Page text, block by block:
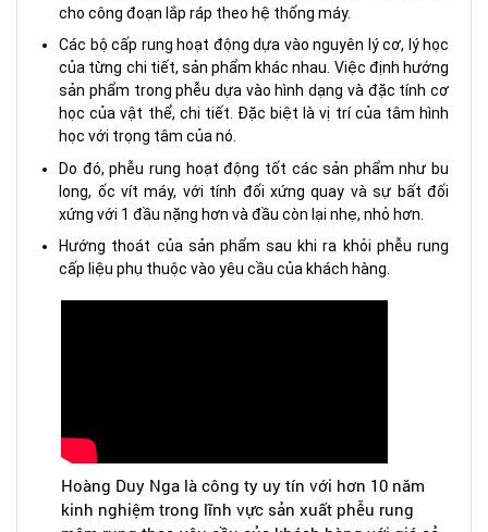
cho công đoạn lắp ráp theo hệ thống máy.
Các bộ cấp rung hoạt động dựa vào nguyên lý cơ, lý học
của từng chi tiết, sản phẩm khác nhau. Việc định hướng
sản phẩm trong phễu dựa vào hình dạng và đặc tính cơ
học của vật thể, chi tiết. Đặc biệt là vị trí của tâm hình
học với trọng tâm của nó.
Do đó, phễu rung hoạt động tốt các sản phẩm như bu
long, ốc vít máy, với tính đối xứng quay và sự bất đối
xứng với 1 đầu nặng hơn và đầu còn lại nhẹ, nhỏ hơn.
Hướng thoát của sản phẩm sau khi ra khỏi phễu rung
cấp liệu phụ thuộc vào yêu cầu của khách hàng.
Hoàng Duy Nga là công ty uy tín với hơn 10 năm
kinh nghiệm trong lĩnh vực sản xuất phễu rung